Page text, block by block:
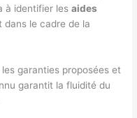
à identifier lesaides
dans le cadre de la
garanties proposées et
garantit la fluidité du